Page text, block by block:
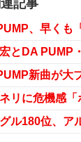
記事
とDA PUMP